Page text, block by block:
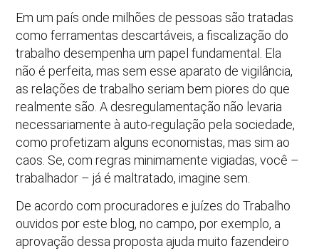
Em um país onde milhões de pessoas são tratadas
como ferramentas descartáveis, a fiscalização do
trabalho desempenha um papel fundamental. Ela
não é perfeita, mas sem esse aparato de vigilância,
as relações de trabalho seriam bem piores do que
realmente são. A desregulamentação não levaria
necessariamente à auto-regulação pela sociedade,
como profetizam alguns economistas, mas sim ao
caos. Se, com regras minimamente vigiadas, você –
trabalhador – já é maltratado, imagine sem.
De acordo com procuradores e juízes do Trabalho
ouvidos por este blog, no campo, por exemplo, a
aprovação dessa proposta ajuda muito fazendeiro